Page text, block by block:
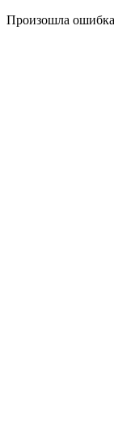
Произошла ошибка